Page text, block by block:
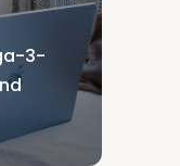
3-